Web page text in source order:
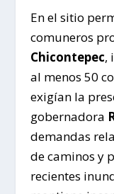
En el sitio
comuneros
Chicontepec,
al menos 50
exigían la
gobernadora
demandas
de caminos y
recientes